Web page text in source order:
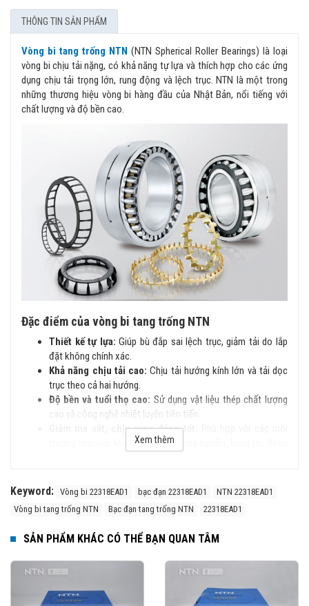
THÔNG TIN SẢN PHẨM
Vòng bi tang trống NTN (NTN Spherical Roller Bearings) là loại
vòng bi chịu tải nặng, có khả năng tự lựa và thích hợp cho các ứng
dụng chịu tải trọng lớn, rung động và lệch trục. NTN là một trong
những thương hiệu vòng bi hàng đầu của Nhật Bản, nổi tiếng với
chất lượng và độ bền cao.
Đặc điểm của vòng bi tang trống NTN
Thiết kế tự lựa: Giúp bù đắp sai lệch trục, giảm tải do lắp
đặt không chính xác.
Khả năng chịu tải cao: Chịu tải hướng kính lớn và tải dọc
trục theo cả hai hướng.
Độ bền và tuổi thọ cao: Sử dụng vật liệu thép chất lượng
cao và công nghệ nhiệt luyện tiên tiến.
Giảm ma sát, chịu rung động tốt:
trường làm việc khắc nghiệt như máy nghiền, băng tải, động
Cấu tạo của vòng bi tang trống NTN
Vòng bi tang trống NTN bao gồm:
Vòng trongvới hai rãnh lăn cho các dãy con lăn tang trống.
trọng đều.
giữ và định vị con lăn, có thể làm từ đồng, thép
hoặc polyamide.
Xem thêm
Keyword: Vòng bi 22318EAD1 bạc đạn 22318EAD1
NTN 22318EAD1
Vòng bi tang trống NTN
Bạc đạn tang trống NTN 22318EAD1
SẢN PHẨM KHÁC CÓ THỂ BẠN QUAN TÂM